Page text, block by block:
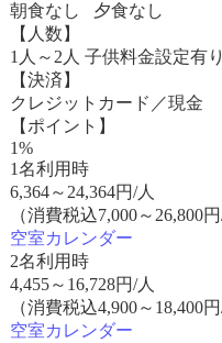
朝食なし 夕食なし
【人数】
1人～2人 子供料金設定有り
【決済】
クレジットカード／現金
【ポイント】
1%
1名利用時
6,364～ 24,364円/人
（消費税込7,000～26,800円
空室カレンダー
2名利用時
4,455～ 16,728円/人
（消費税込4,900～18,400円
空室カレンダー